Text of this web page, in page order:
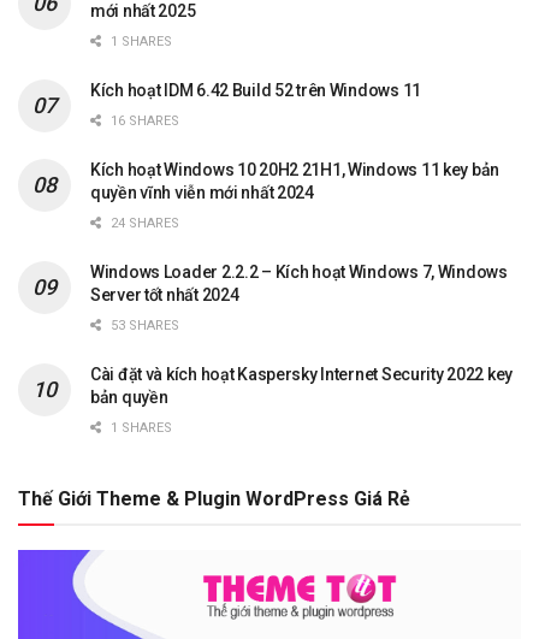
mới nhất 2025
1 SHARES
Kích hoạt IDM 6.42 Build 52 trên Windows 11
16 SHARES
Kích hoạt Windows 10 20H2 21H1, Windows 11 key bản
quyền vĩnh viễn mới nhất 2024
24 SHARES
Windows Loader 2.2.2 – Kích hoạt Windows 7, Windows
Server tốt nhất 2024
53 SHARES
Cài đặt và kích hoạt Kaspersky Internet Security 2022 key
bản quyền
1 SHARES
Thế Giới Theme & Plugin WordPress Giá Rẻ